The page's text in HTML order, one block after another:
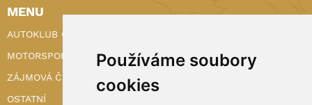
Používáme soubory
cookies
MENU
AUTOKLUB ČR
MOTORSPORT
ZÁJMOVÁ ČINNOST
OSTATNÍ